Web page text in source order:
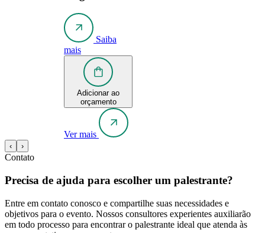
Saiba
mais
Adicionar ao
orçamento
Ver mais
‹ ›
Contato
Precisa de ajuda para escolher um palestrante?
Entre em contato conosco e compartilhe suas necessidades e
objetivos para o evento. Nossos consultores experientes auxiliarão
em todo processo para encontrar o palestrante ideal que atenda às